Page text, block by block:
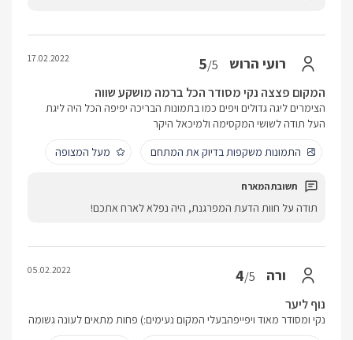
רועי הרוש 5/5
17.02.2022
המקום פצצה נקי מסודר הכל ברמה מושקע שווה
הצימרים ליגה גדולים ויפים כמו בתמונות הבריכה יפיפה הכל היה ליגת
העל תודה לשושי המקסימה ולמיכאל היקר
התמונות משקפות בדיוק את המתחם
מעל המצופה
תודה על חוות הדעת המפרגנת, היה נפלא לארח אתכם!
ורה 4/5
05.02.2022
נוף ליער
נקי ומסודר מאוד ויפייפהבעלי המקום נעימים:) פחות מתאים לעונה גשומה